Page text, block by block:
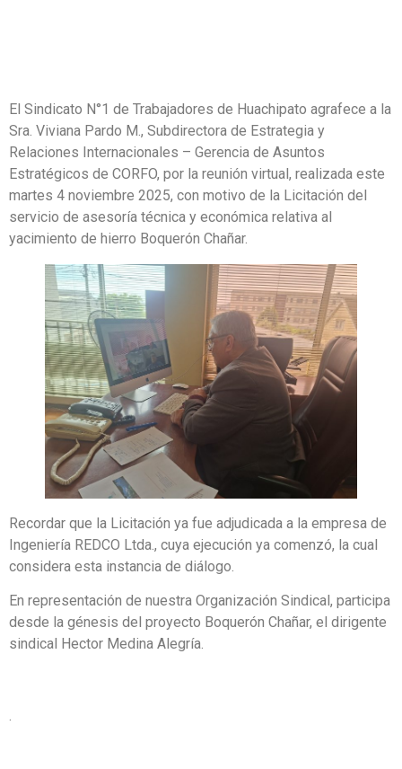
El Sindicato N°1 de Trabajadores de Huachipato agrafece a la
Sra. Viviana Pardo M., Subdirectora de Estrategia y
Relaciones Internacionales – Gerencia de Asuntos
Estratégicos de CORFO, por la reunión virtual, realizada este
martes 4 noviembre 2025, con motivo de la Licitación del
servicio de asesoría técnica y económica relativa al
yacimiento de hierro Boquerón Chañar.
Recordar que la Licitación ya fue adjudicada a la empresa de
Ingeniería REDCO Ltda., cuya ejecución ya comenzó, la cual
considera esta instancia de diálogo.
En representación de nuestra Organización Sindical, participa
desde la génesis del proyecto Boquerón Chañar, el dirigente
sindical Hector Medina Alegría.
.